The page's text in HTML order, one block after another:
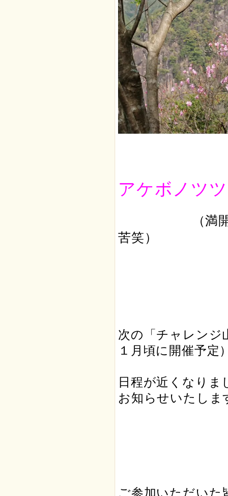
アケボノツ
（
苦笑）
次の「チャレンジ
１月頃に開催予定
日程が近くなりま
お知らせいたしま
ご参加いただいた